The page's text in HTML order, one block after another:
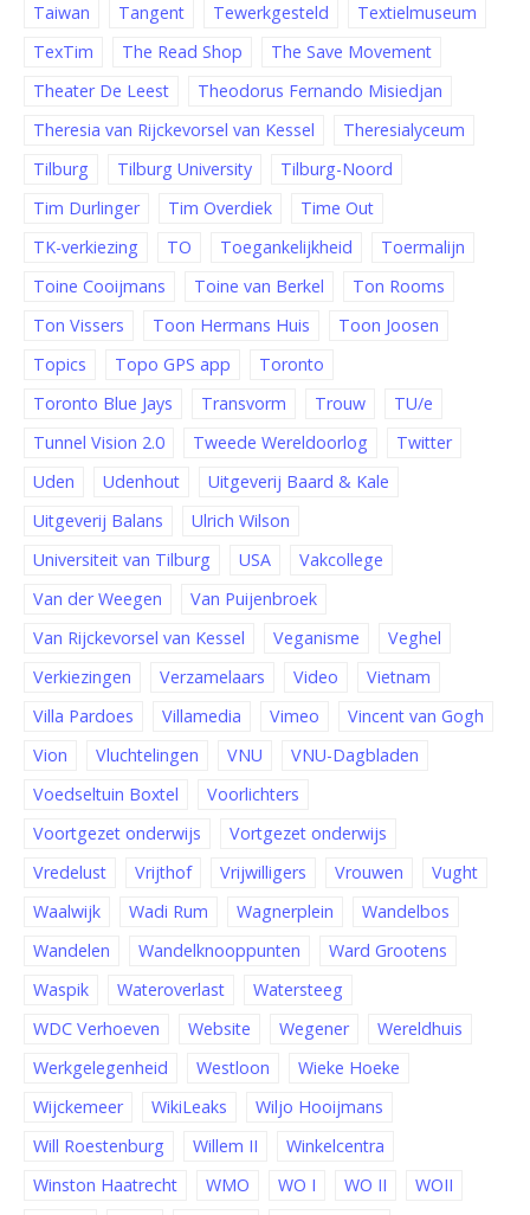
Taiwan
Tangent Tewerkgesteld
Textielmuseum
TexTim
The Read Shop
The Save Movement
Theater De Leest
Theodorus Fernando Misiedjan
Theresia van Rijckevorsel van Kessel
Theresialyceum
Tilburg
Tilburg University
Tilburg-Noord
Tim Durlinger
Tim Overdiek
Time Out
TK-verkiezing
TO Toegankelijkheid
Toermalijn
Toine Cooijmans
Toine van Berkel
Ton Rooms
Ton Vissers
Toon Hermans Huis
Toon Joosen
Topics
Topo GPS app
Toronto
Toronto Blue Jays
Transvorm Trouw
TU/e
Tunnel Vision 2.0
Tweede Wereldoorlog
Twitter
Uden
Udenhout
Uitgeverij Baard & Kale
Uitgeverij Balans
Ulrich Wilson
Universiteit van Tilburg
USA
Vakcollege
Van der Weegen
Van Puijenbroek
Van Rijckevorsel van Kessel
Veganisme
Veghel
Verkiezingen
Verzamelaars Video
Vietnam
Villa Pardoes
Villamedia Vimeo
Vincent van Gogh
Vion
Vluchtelingen VNU
VNU-Dagbladen
Voedseltuin Boxtel
Voorlichters
Voortgezet onderwijs
Vortgezet onderwijs
Vredelust
Vrijthof Vrijwilligers Vrouwen
Vught
Waalwijk
Wadi Rum Wagnerplein
Wandelbos
Wandelen
Wandelknooppunten
Ward Grootens
Waspik
Wateroverlast
Watersteeg
WDC Verhoeven
Website Wegener
Wereldhuis
Werkgelegenheid
Westloon
Wieke Hoeke
Wijckemeer
WikiLeaks
Wiljo Hooijmans
Will Roestenburg
Willem II
Winkelcentra
Winston Haatrecht
WMO WO I WO II
WOII